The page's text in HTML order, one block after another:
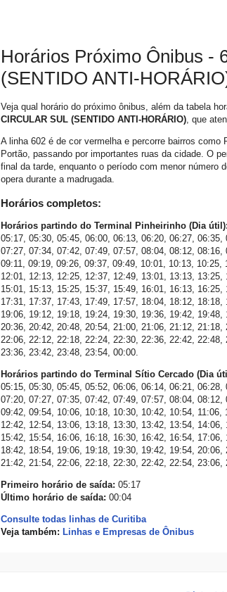
Horários Próximo Ônibus -
(SENTIDO ANTI-
Veja qual horário do próximo ônibus, além da tabela
CIRCULAR SUL (SENTIDO ANTI-HORÁRIO), que
A linha 602 é de cor vermelha e percorre bairros
Portão, passando por importantes ruas da cidade. O
final da tarde, enquanto o período com menor número
opera durante a madrugada.
Horários completos:
Horários partindo do Terminal Pinheirinho (Dia útil):
05:17, 05:30, 05:45, 06:00, 06:13, 06:20, 06:27,
07:27, 07:34, 07:42, 07:49, 07:57, 08:04, 08:12,
09:11, 09:19, 09:26, 09:37, 09:49, 10:01, 10:13, 10:25,
12:01, 12:13, 12:25, 12:37, 12:49, 13:01, 13:13,
15:01, 15:13, 15:25, 15:37, 15:49, 16:01, 16:13,
17:31, 17:37, 17:43, 17:49, 17:57, 18:04, 18:12,
19:06, 19:12, 19:18, 19:24, 19:30, 19:36, 19:42,
20:36, 20:42, 20:48, 20:54, 21:00, 21:06, 21:12,
22:06, 22:12, 22:18, 22:24, 22:30, 22:36, 22:42,
23:36, 23:42, 23:48, 23:54, 00:00.
Horários partindo do Terminal Sítio Cercado (Dia
05:15, 05:30, 05:45, 05:52, 06:06, 06:14, 06:21,
07:20, 07:27, 07:35, 07:42, 07:49, 07:57, 08:04,
09:42, 09:54, 10:06, 10:18, 10:30, 10:42, 10:54, 11:06,
12:42, 12:54, 13:06, 13:18, 13:30, 13:42, 13:54,
15:42, 15:54, 16:06, 16:18, 16:30, 16:42, 16:54,
18:42, 18:54, 19:06, 19:18, 19:30, 19:42, 19:54,
21:42, 21:54, 22:06, 22:18, 22:30, 22:42, 22:54, 23:06,
Primeiro horário de saída: 05:17
Último horário de saída: 00:04
Consulte todas linhas de Curitiba
Veja também: Linhas e Empresas de Ônibus